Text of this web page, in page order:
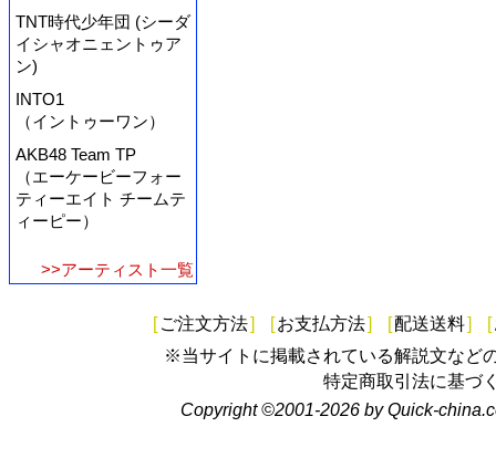
TNT時代少年団 (シーダ
イシャオニェントゥア
ン)
INTO1
（イントゥーワン）
AKB48 Team TP
（エーケービーフォー
ティーエイト チームテ
ィーピー）
>>アーティスト一覧
[ ご注文方法] [お支払方法] [配送送料] [
※当サイトに掲載されている解説文など
特定商取引法に基づ
Copyright ©2001-2026 by Quick-